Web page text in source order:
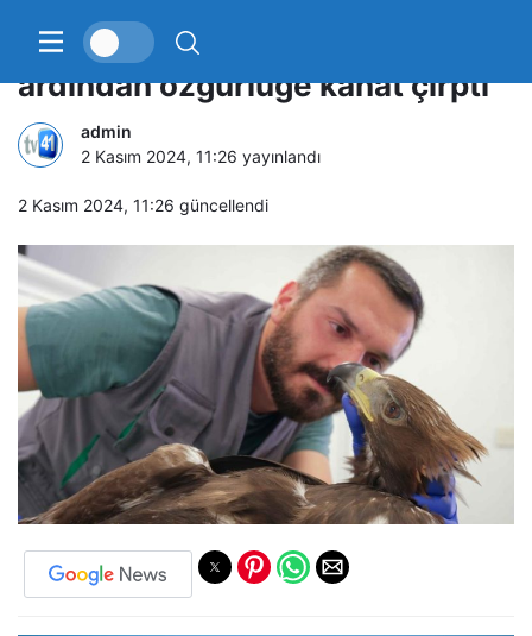
Yaralı kaya kartalı tedavisinin
ardından özgürlüğe kanat çırptı
admin
2 Kasım 2024, 11:26 yayınlandı
2 Kasım 2024, 11:26 güncellendi